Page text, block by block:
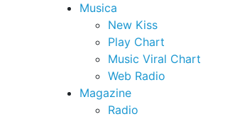
Musica
New Kiss
Play Chart
Music Viral Chart
Web Radio
Magazine
Radio